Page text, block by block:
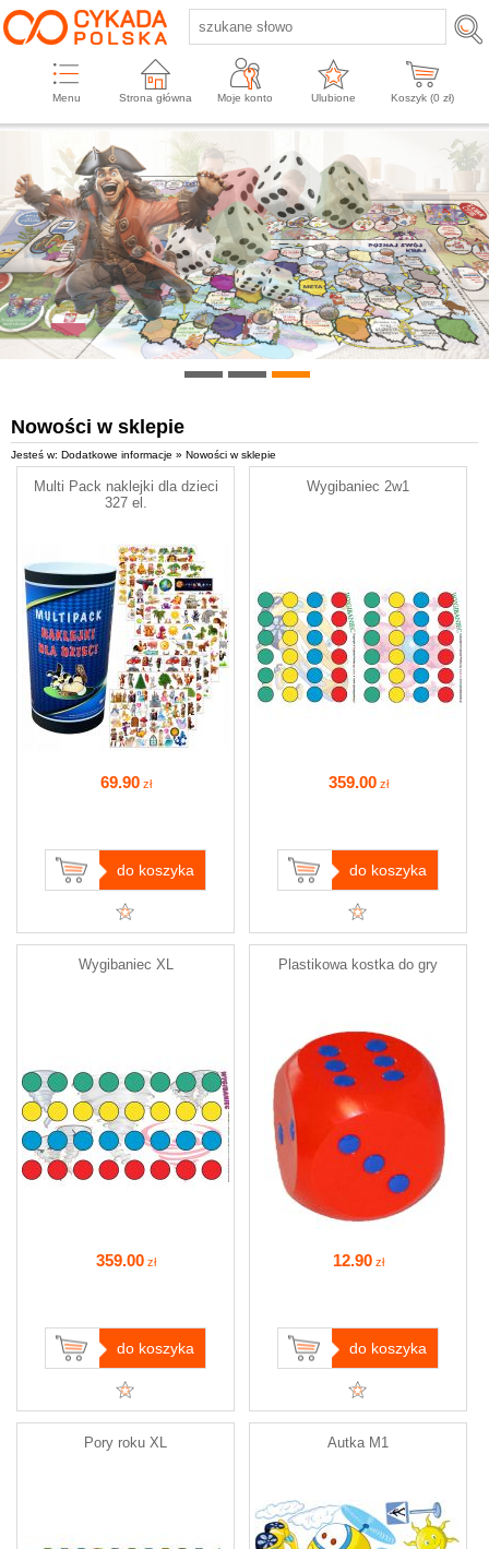
Menu Strona główna Moje konto Ulubione Koszyk (0 zł)
Nowości w sklepie
Jesteś w: Dodatkowe informacje » Nowości w sklepie
Multi Pack naklejki dla dzieci
327 el.
69.90 zł
do koszyka
Wygibaniec 2w1
359.00 zł
do koszyka
Wygibaniec XL
359.00 zł
do koszyka
Plastikowa kostka do gry
12.90 zł
do koszyka
Pory roku XL Autka M1